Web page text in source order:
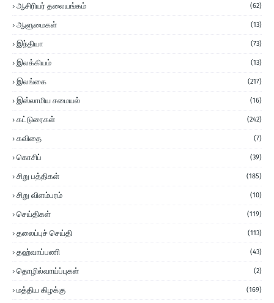
ஆசிரியர் தலையங்கம் (62)
ஆளுமைகள் (13)
இந்தியா (73)
இலக்கியம் (13)
இலங்கை (217)
இஸ்லாமிய சமையல் (16)
கட்டுரைகள் (242)
கவிதை (7)
கொசிப் (39)
சிறு பத்திகள் (185)
சிறு விளம்பரம் (10)
செய்திகள் (119)
தலைப்புச் செய்தி (113)
தஹ்வாப்பணி (43)
தொழில்வாய்ப்புகள் (2)
மத்திய கிழக்கு (169)